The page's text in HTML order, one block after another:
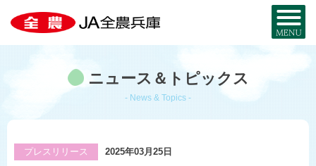
JA全農兵庫とは？
事業内容
組織概要
兵庫の農を知る
兵庫の 特産品MAPお取り寄せ
ニュース＆トピックス
- News & Topics -
プレスリリース 2025年03月25日